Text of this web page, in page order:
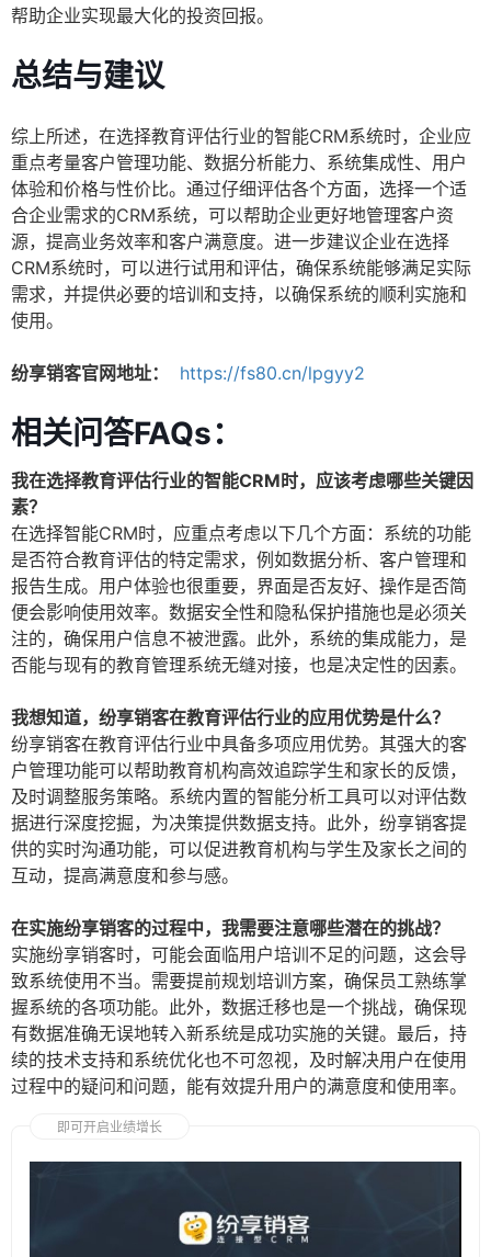
帮助企业实现最大化的投资回报。
总结与建议
综上所述，在选择教育评估行业的智能CRM系统时，企业应
重点考量客户管理功能、数据分析能力、系统集成性、用户
体验和价格与性价比。通过仔细评估各个方面，选择一个适
合企业需求的CRM系统，可以帮助企业更好地管理客户资
源，提高业务效率和客户满意度。进一步建议企业在选择
CRM系统时，可以进行试用和评估，确保系统能够满足实际
需求，并提供必要的培训和支持，以确保系统的顺利实施和
使用。
纷享销客官网地址： https://fs80.cn/lpgyy2
相关问答FAQs：
我在选择教育评估行业的智能CRM时，应该考虑哪些关键因
素？
在选择智能CRM时，应重点考虑以下几个方面：系统的功能
是否符合教育评估的特定需求，例如数据分析、客户管理和
报告生成。用户体验也很重要，界面是否友好、操作是否简
便会影响使用效率。数据安全性和隐私保护措施也是必须关
注的，确保用户信息不被泄露。此外，系统的集成能力，是
否能与现有的教育管理系统无缝对接，也是决定性的因素。
我想知道，纷享销客在教育评估行业的应用优势是什么？
纷享销客在教育评估行业中具备多项应用优势。其强大的客
户管理功能可以帮助教育机构高效追踪学生和家长的反馈，
及时调整服务策略。系统内置的智能分析工具可以对评估数
据进行深度挖掘，为决策提供数据支持。此外，纷享销客提
供的实时沟通功能，可以促进教育机构与学生及家长之间的
互动，提高满意度和参与感。
在实施纷享销客的过程中，我需要注意哪些潜在的挑战？
实施纷享销客时，可能会面临用户培训不足的问题，这会导
致系统使用不当。需要提前规划培训方案，确保员工熟练掌
握系统的各项功能。此外，数据迁移也是一个挑战，确保现
有数据准确无误地转入新系统是成功实施的关键。最后，持
续的技术支持和系统优化也不可忽视，及时解决用户在使用
过程中的疑问和问题，能有效提升用户的满意度和使用率。
即可开启业绩增长